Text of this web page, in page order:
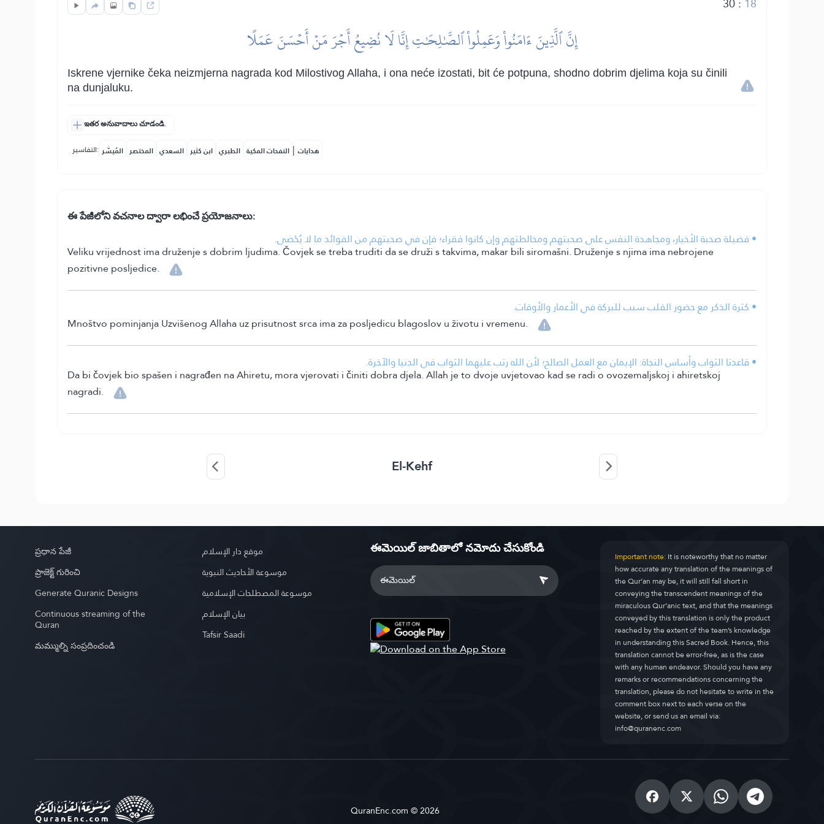
إِنَّ ٱلَّذِينَ ءَامَنُواْ وَعَمِلُواْ ٱلصَّٰلِحَٰتِ إِنَّا لَا نُضِيعُ أَجۡرَ مَنۡ أَحۡسَنَ عَمَلًا
Iskrene vjernike čeka neizmjerna nagrada kod Milostivog Allaha, i ona neće izostati, bit će potpuna, shodno dobrim djelima koja su činili
na dunjaluku.
ఇతర అనువాదాలు చూడండి.
التفاسير: المُيسَّر المختصر السعدي ابن كثير الطبري النفحات المكية | هدايات
ఈ పేజీలోని వచనాల ద్వారా లభించే ప్రయోజనాలు:
• فضيلة صحبة الأخيار، ومجاهدة النفس على صحبتهم ومخالطتهم وإن كانوا فقراء؛ فإن في صحبتهم من الفوائد ما لا يُحْصَى.
Veliku vrijednost ima druženje s dobrim ljudima. Čovjek se treba truditi da se druži s takvima, makar bili siromašni. Druženje s njima ima nebrojene
pozitivne posljedice.
• كثرة الذكر مع حضور القلب سبب للبركة في الأعمار والأوقات.
Mnoštvo pominjanja Uzvišenog Allaha uz prisutnost srca ima za posljedicu blagoslov u životu i vremenu.
• قاعدتا الثواب وأساس النجاة: الإيمان مع العمل الصالح؛ لأن الله رتب عليهما الثواب في الدنيا والآخرة.
Da bi čovjek bio spašen i nagrađen na Ahiretu, mora vjerovati i činiti dobra djela. Allah je to dvoje uvjetovao kad se radi o ovozemaljskoj i ahiretskoj
nagradi.
El-Kehf
ప్రధాన పేజీ
ప్రాజెక్ట్ గురించి
Generate Quranic Designs
Continuous streaming of the
Quran
మమ్ముల్ని సంప్రదించండి
موقع دار الإسلام
موسوعة الأحاديث النبوية
موسوعة المصطلحات الإسلامية
بيان الإسلام
Tafsir Saadi
ఈమెయిల్ జాబితాలో నమోదు చేసుకోండి Important note:It is noteworthy that no matter
how accurate any translation of the meanings of
the Qur’an may be, it will still fall short in
conveying the transcendent meanings of the
miraculous Qur’anic text, and that the meanings
conveyed by this translation is only the product
reached by the extent of the team’s knowledge
in understanding this Sacred Book. Hence, this
translation cannot be error-free, as is the case
with any human endeavor. Should you have any
remarks or recommendations concerning the
translation, please do not hesitate to write in the
comment box next to each verse on the
website, or send us an email via:
info@quranenc.com
QuranEnc.com © 2026